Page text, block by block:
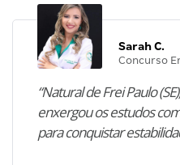
Sarah C.
Concurso
“Natural de Frei Paulo
enxergou os estudos
para conquistar